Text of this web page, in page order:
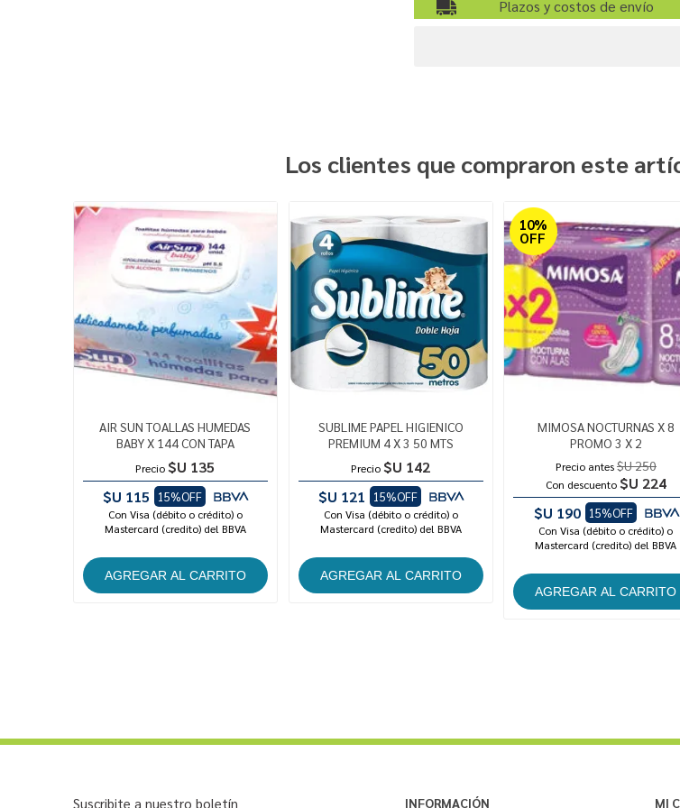
Plazos y costos de envío
Los clientes que compraron este
AIR SUN TOALLAS HUMEDAS
BABY X 144 CON TAPA
Precio $U 135
$U 115
15%OFF
Con Visa (débito o crédito) o
Mastercard (credito) del BBVA
SUBLIME PAPEL HIGIENICO
PREMIUM 4 X 3 50 MTS
Precio $U 142
$U 121
15%OFF
Con Visa (débito o crédito) o
Mastercard (credito) del BBVA
10%
OFF
MIMOSA NOCTURNAS X 8
PROMO 3 X 2
Precio antes$U 250
Con descuento $U 224
$U 190 15%OFF
Con Visa (débito o crédito) o
Mastercard (credito) del BBVA
Suscribite a nuestro boletín INFORMACIÓN MI